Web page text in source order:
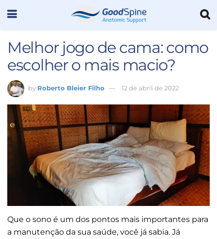
Melhor jogo de cama: como
escolher o mais macio?
by Roberto Bleier Filho 12 de abril de 2022
Que o sono é um dos pontos mais importantes para
a manutenção da sua saúde, você já sabia. Já